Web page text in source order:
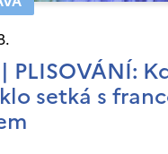
| PLISOVÁNÍ:
setká s